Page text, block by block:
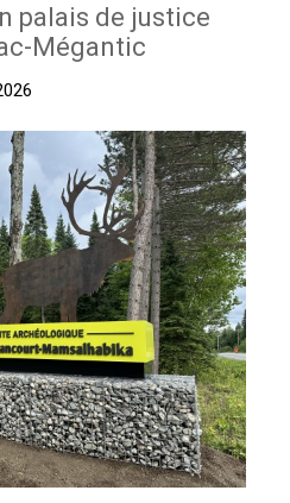
palais de justice
Mégantic